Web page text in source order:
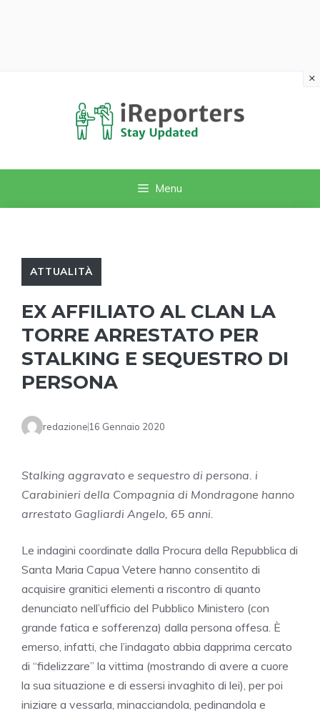
Menu
ATTUALITÀ
EX AFFILIATO AL CLAN LA
TORRE ARRESTATO PER
STALKING E SEQUESTRO DI
PERSONA
redazione 16 Gennaio 2020
Stalking aggravato e sequestro di persona. i
Carabinieri della Compagnia di Mondragone hanno
arrestato Gagliardi Angelo, 65 anni.
Le indagini coordinate dalla Procura della Repubblica di
Santa Maria Capua Vetere hanno consentito di
acquisire granitici elementi a riscontro di quanto
denunciato nell’ufficio del Pubblico Ministero (con
grande fatica e sofferenza) dalla persona offesa. È
emerso, infatti, che l’indagato abbia dapprima cercato
di “fidelizzare” la vittima (mostrando di avere a cuore
la sua situazione e di essersi invaghito di lei), per poi
iniziare a vessarla, minacciandola, pedinandola e
×